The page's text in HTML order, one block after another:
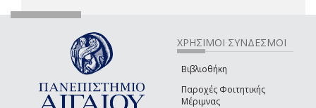
ΧΡΗΣΙΜΟΙ ΣΥΝΔΕΣΜΟΙ
Βιβλιοθήκη
Παροχές Φοιτητικής
Μέριμνας